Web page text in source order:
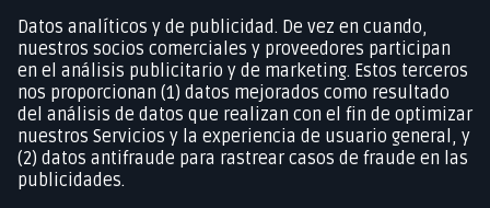
Datos analíticos y de publicidad. De vez en cuando,
nuestros socios comerciales y proveedores participan
en el análisis publicitario y de marketing. Estos terceros
nos proporcionan (1) datos mejorados como resultado
del análisis de datos que realizan con el fin de optimizar
nuestros Servicios y la experiencia de usuario general, y
(2) datos antifraude para rastrear casos de fraude en las
publicidades.